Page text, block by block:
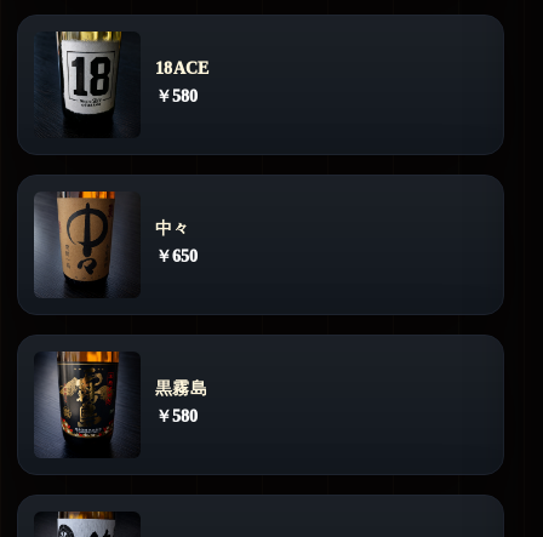
18ACE
￥580
中々
￥650
黒霧島
￥580